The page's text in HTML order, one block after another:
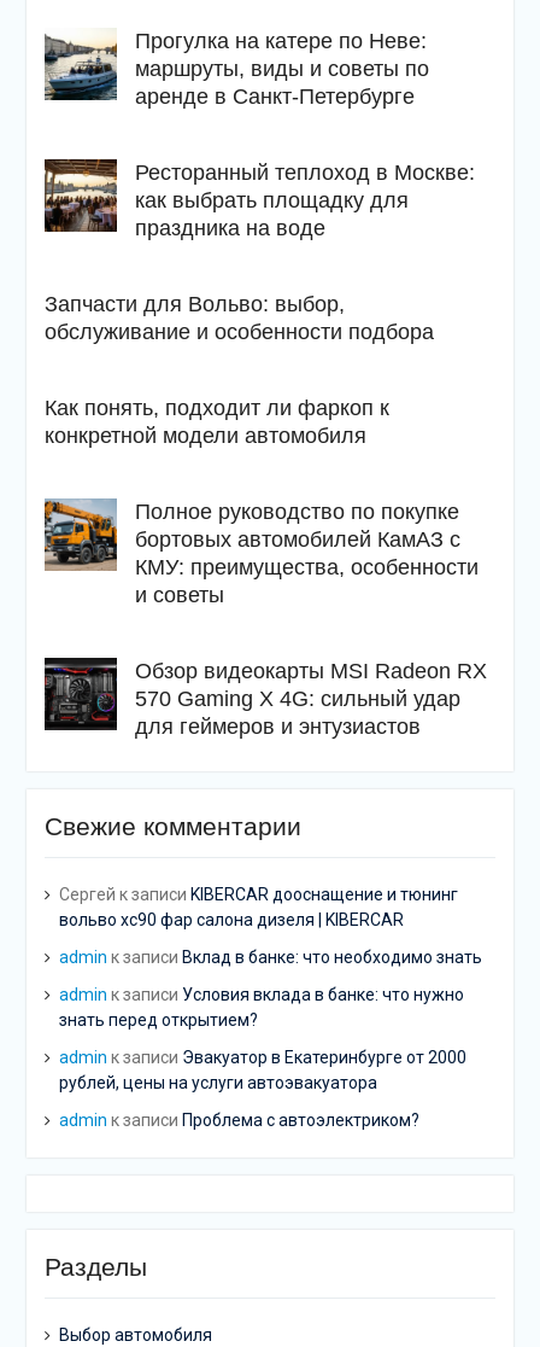
Прогулка на катере по Неве:
маршруты, виды и советы по
аренде в Санкт-Петербурге
Ресторанный теплоход в Москве:
как выбрать площадку для
праздника на воде
Запчасти для Вольво: выбор,
обслуживание и особенности подбора
Как понять, подходит ли фаркоп к
конкретной модели автомобиля
Полное руководство по покупке
бортовых автомобилей КамАЗ с
КМУ: преимущества, особенности
и советы
Обзор видеокарты MSI Radeon RX
570 Gaming X 4G: сильный удар
для геймеров и энтузиастов
Свежие комментарии
Сергей к записи KIBERCAR дооснащение и тюнинг
вольво хс90 фар салона дизеля | KIBERCAR
admin к записи Вклад в банке: что необходимо знать
admin к записи Условия вклада в банке: что нужно
знать перед открытием?
admin к записи Эвакуатор в Екатеринбурге от 2000
рублей, цены на услуги автоэвакуатора
admin к записи Проблема с автоэлектриком?
Разделы
Выбор автомобиля